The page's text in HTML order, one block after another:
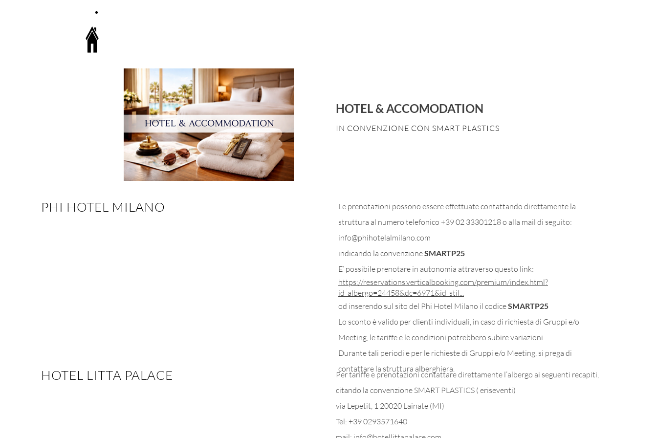
HOTEL & ACCOMODATION
IN CONVENZIONE CON SMART PLASTICS
PHI HOTEL MILANO
Le prenotazioni possono essere effettuate contattando direttamente la
struttura al numero telefonico +39 02 33301218 o alla mail di seguito:
info@phihotelalmilano.com
indicando la convenzioneSMARTP25
E’ possibile prenotare in autonomia attraverso questo link:
https://reservations.verticalbooking.com/premium/index.html?
id_albergo=24458&dc=6971&id_stil...
od inserendo sul sito del Phi Hotel Milano il codiceSMARTP25
Lo sconto è valido per clienti individuali, in caso di richiesta di Gruppi e/o
Meeting, le tariffe e le condizioni potrebbero subire variazioni.
Durante tali periodi e per le richieste di Gruppi e/o Meeting, si prega di
contattare la struttura alberghiera.
HOTEL LITTA PALACE
Per tariffe e prenotazioni contattare direttamente l’albergo ai seguenti recapiti,
citando la convenzione SMART PLASTICS ( eriseventi)
via Lepetit, 1 20020 Lainate (MI)
Tel: +39 0293571640